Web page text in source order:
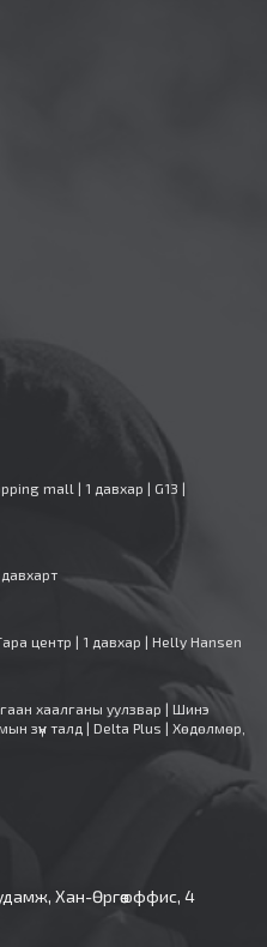
mall | 1 давхар | G13 |
давхарт
центр | 1 давхар | Helly Hansen
хаалганы уулзвар | Шинэ
зүүн талд | Delta Plus | Хөдөлмөр,
Хан-Өргөө оффис, 4